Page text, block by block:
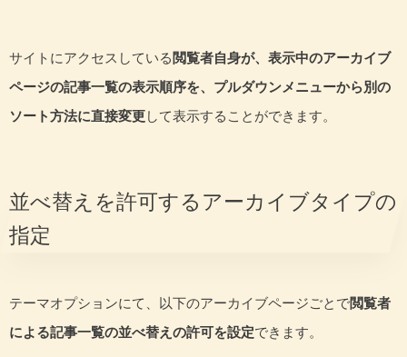
サイトにアクセスしている 閲覧者自身が、表示中のアーカイブ
ページの記事一覧の表示順序を、プルダウンメニューから別の
ソート方法に直接変更して表示することができます。
並べ替えを許可するアーカイブタイプの
指定
テーマオプションにて、以下のアーカイブページごとで閲覧者
による記事一覧の並べ替えの許可を設定できます。